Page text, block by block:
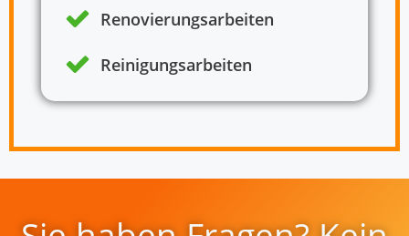
Renovierungsarbeiten
Reinigungsarbeiten